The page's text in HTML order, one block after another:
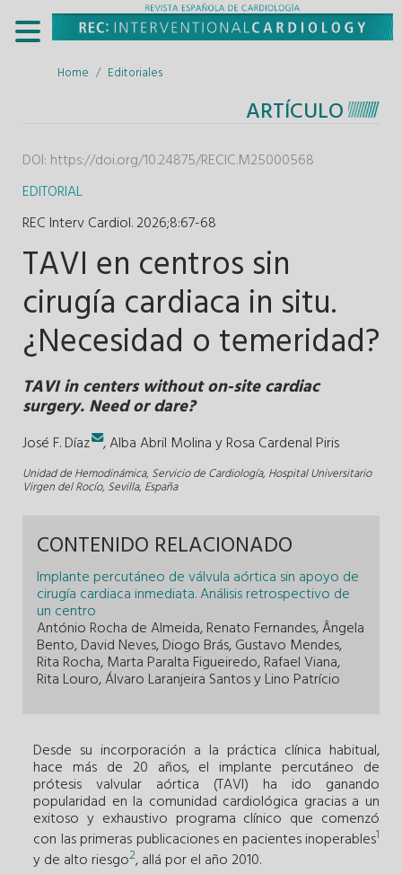
Home Editoriales
ARTÍCULO
DOI: https://doi.org/10.24875/RECIC.M25000568
EDITORIAL
REC Interv Cardiol. 2026;8:67-68
TAVI en centros sin
cirugía cardiaca in situ.
¿Necesidad o temeridad?
TAVI in centers without on-site cardiac
surgery. Need or dare?
José F. Díaz ,Alba Abril MolinayRosa Cardenal Piris
Unidad de Hemodinámica, Servicio de Cardiología, Hospital Universitario
Virgen del Rocío, Sevilla, España
CONTENIDO RELACIONADO
Implante percutáneo de válvula aórtica sin apoyo de
cirugía cardiaca inmediata. Análisis retrospectivo de
un centro
António Rocha de Almeida, Renato Fernandes, Ângela
Bento, David Neves, Diogo Brás, Gustavo Mendes,
Rita Rocha, Marta Paralta Figueiredo, Rafael Viana,
Rita Louro, Álvaro Laranjeira Santos y Lino Patrício
Desde su incorporación a la práctica clínica habitual,
hace más de 20 años, el implante percutáneo de
prótesis valvular aórtica (TAVI) ha ido ganando
popularidad en la comunidad cardiológica gracias a un
exitoso y exhaustivo programa clínico que comenzó
con las primeras publicaciones en pacientes inoperables1
y de alto riesgo2, allá por el año 2010.